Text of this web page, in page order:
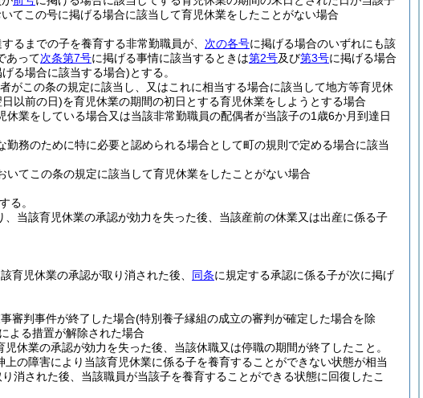
てこの号に掲げる場合に該当して育児休業をしたことがない場合
るまでの子を養育する非常勤職員が、 次の各号に掲げる場合のいずれにも該
あって次条第7号に掲げる事情に該当するときは第2号及び第3号に掲げる場合
げる場合に該当する場合)とする。
がこの条の規定に該当し、又はこれに相当する場合に該当して地方等育児休
以前の日)を育児休業の期間の初日とする育児休業をしようとする場合
業をしている場合又は当該非常勤職員の配偶者が当該子の1歳6か月到達日
務のために特に必要と認められる場合として町の規則で定める場合に該当
てこの条の規定に該当して育児休業をしたことがない場合
る。
当該育児休業の承認が効力を失った後、当該産前の休業又は出産に係る子
育児休業の承認が取り消された後、 同条に規定する承認に係る子が次に掲げ
審判事件が終了した場合(特別養子縁組の成立の審判が確定した場合を除
よる措置が解除された場合
休業の承認が効力を失った後、当該休職又は停職の期間が終了したこと。
の障害により当該育児休業に係る子を養育することができない状態が相当
消された後、当該職員が当該子を養育することができる状態に回復したこ